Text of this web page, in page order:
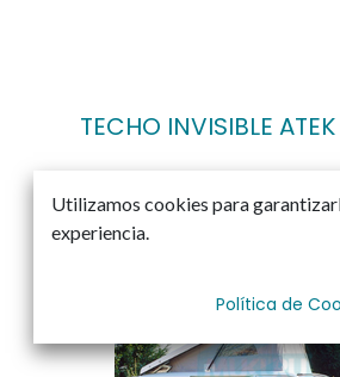
TECHO INVISIBLE
Utilizamos cookies para
experiencia.
Política de